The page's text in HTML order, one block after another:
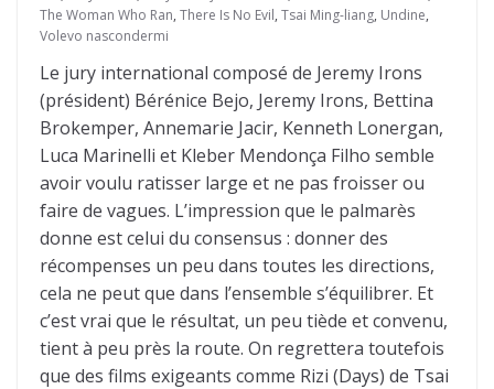
The Woman Who Ran, There Is No Evil, Tsai Ming-liang, Undine,
Volevo nascondermi
Le jury international composé de Jeremy Irons
(président) Bérénice Bejo, Jeremy Irons, Bettina
Brokemper, Annemarie Jacir, Kenneth Lonergan,
Luca Marinelli et Kleber Mendonça Filho semble
avoir voulu ratisser large et ne pas froisser ou
faire de vagues. L’impression que le palmarès
donne est celui du consensus : donner des
récompenses un peu dans toutes les directions,
cela ne peut que dans l’ensemble s’équilibrer. Et
c’est vrai que le résultat, un peu tiède et convenu,
tient à peu près la route. On regrettera toutefois
que des films exigeants comme Rizi (Days) de Tsai